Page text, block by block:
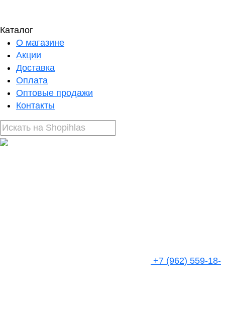
Каталог
О магазине
Акции
Доставка
Оплата
Оптовые продажи
Контакты
+7 (962) 559-18-